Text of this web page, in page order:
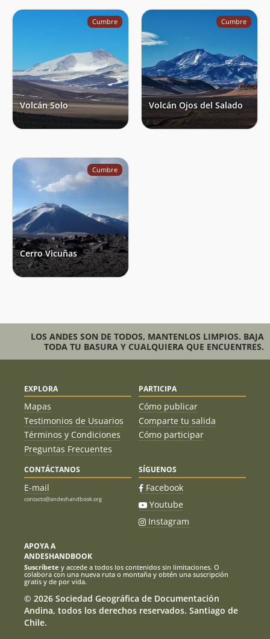
Cumbre
Volcán Solo
Cumbre
Volcán Ojos del Salado
Cumbre
Cerro Vicuñas
LOS ANDES SON DE TODOS, MANTENLOS LIMPIOS. BAJA
TODA TU BASURA Y CUALQUIERA QUE ENCUENTRES.
EXPLORA
Mapas
Testimonios de Usuarios
Términos y Condiciones
Preguntas Frecuentes
PARTICIPA
Cómo publicar
Comparte tu salida
Cómo participar
CONTÁCTANOS
E-mail
contacto@andeshandbook.org
SÍGUENOS
Facebook
Youtube
Instagram
APOYA A
ANDESHANDBOOK
Suscríbete y accede a todos los contenidos sin limitaciones. O
colabora con una nueva ruta o montaña y obtén una suscripción
gratis y de por vida.
© 2026 Sociedad Geográfica de Documentación
Andina, todos los derechos reservados. Santiago de
Chile.